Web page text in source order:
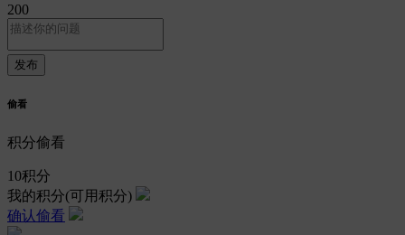
200
偷看
积分偷看
10积分
我的积分(可用积分)
确认偷看